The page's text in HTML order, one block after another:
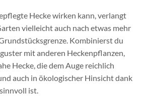
Hecke wirken kann, verlangt
vielleicht auch nach etwas mehr
Kombinierst du
mit anderen Heckenpflanzen,
Hecke, die dem Auge reichlich
auch in ökologischer Hinsicht dank
ist.